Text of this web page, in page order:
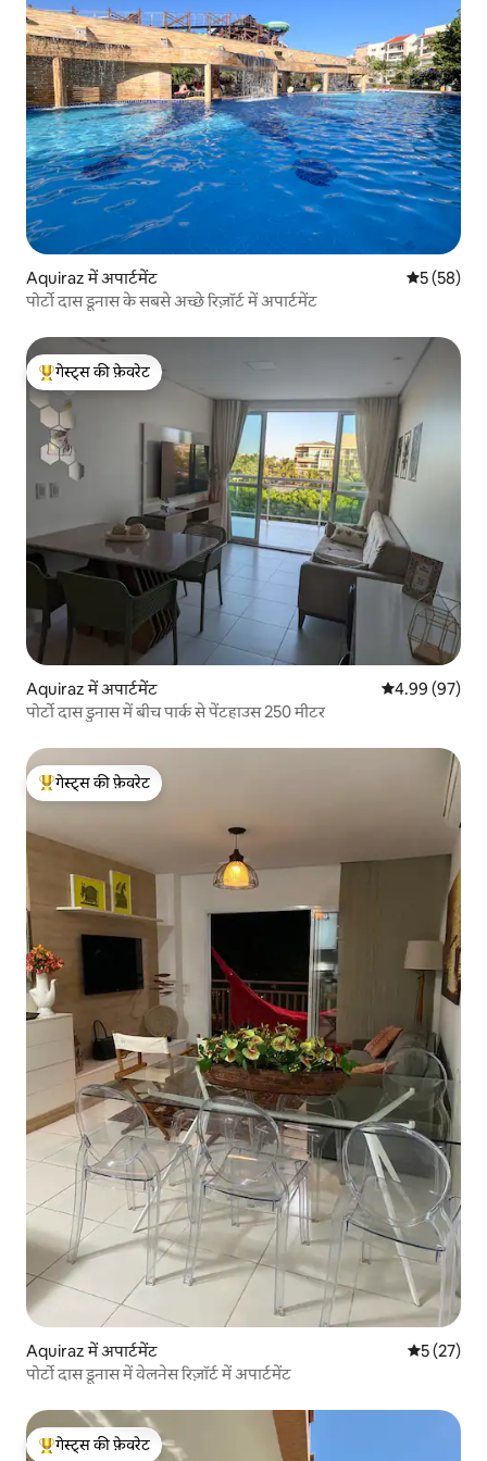
Aquiraz में अपार्टमेंट औसत रेटिंग
5 (58)
पोर्टो दास डूनास के सबसे अच्छे रिज़ॉर्ट में अपार्टमेंट
गेस्ट्स का टॉप फ़ेवरेट
गेस्ट्स की फ़ेवरेट
Aquiraz में अपार्टमेंट औसत रेटिंग 5 में
4.99 (97)
पोर्टो दास डुनास में बीच पार्क से पेंटहाउस 250 मीटर
गेस्ट्स का टॉप फ़ेवरेट
गेस्ट्स की फ़ेवरेट
Aquiraz में अपार्टमेंट औसत रेटिंग
5 (27)
पोर्टो दास डूनास में वेलनेस रिज़ॉर्ट में अपार्टमेंट
गेस्ट्स का टॉप फ़ेवरेट
गेस्ट्स की फ़ेवरेट